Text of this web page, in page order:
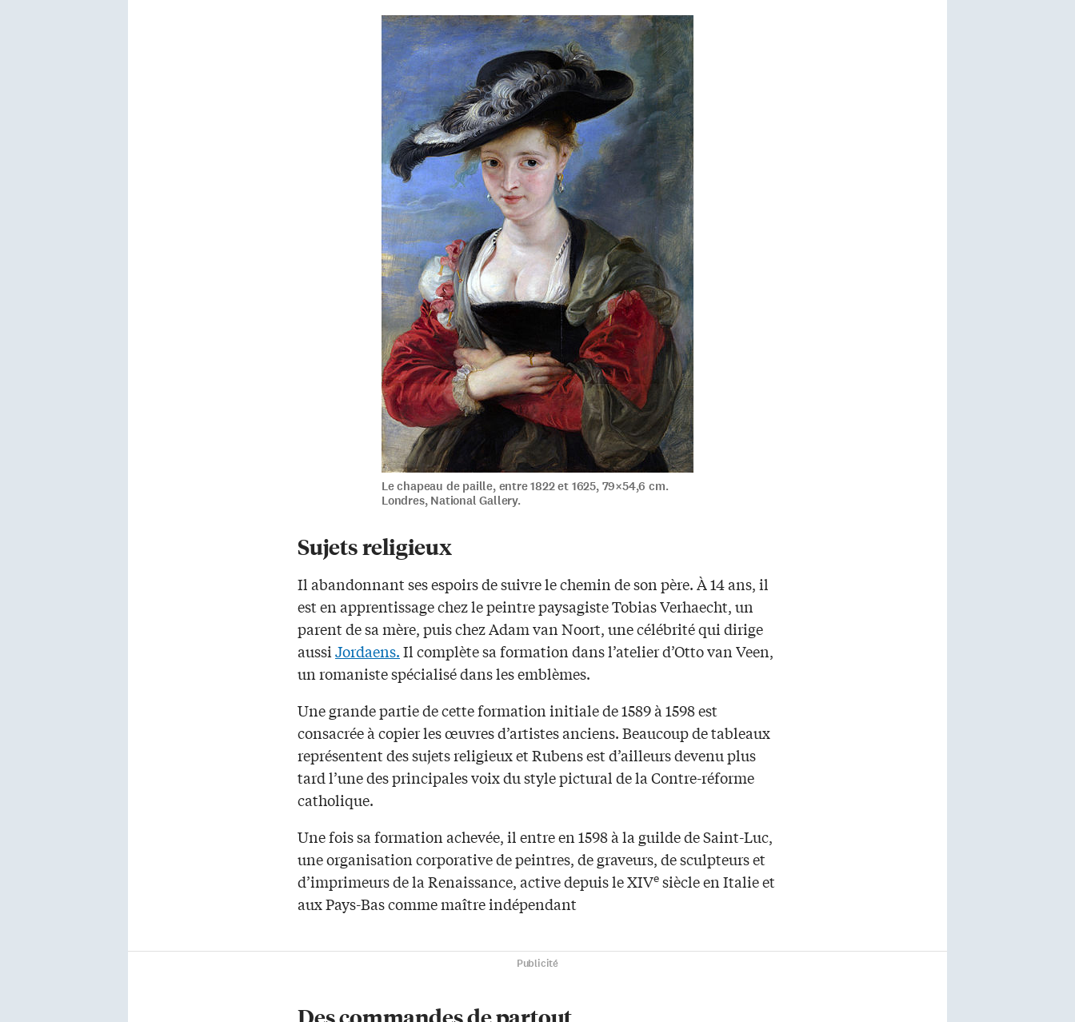
Le chapeau de paille, entre 1822 et 1625, 79×54,6 cm.
Londres, National Gallery.
Sujets religieux
Il abandonnant ses espoirs de suivre le chemin de son père. À 14 ans, il
est en apprentissage chez le peintre paysagiste Tobias Verhaecht, un
parent de sa mère, puis chez Adam van Noort, une célébrité qui dirige
aussiJordaens.Il complète sa formation dans l’atelier d’Otto van Veen,
un romaniste spécialisé dans les emblèmes.
Une grande partie de cette formation initiale de 1589 à 1598 est
consacrée à copier les œuvres d’artistes anciens. Beaucoup de tableaux
représentent des sujets religieux et Rubens est d’ailleurs devenu plus
tard l’une des principales voix du style pictural de la Contre-réforme
catholique.
Une fois sa formation achevée, il entre en 1598 à la guilde de Saint-Luc,
une organisation corporative de peintres, de graveurs, de sculpteurs et
d’imprimeurs de la Renaissance, active depuis le XIVe siècle en Italie et
aux Pays-Bas comme maître indépendant
Publicité
Des commandes de partout